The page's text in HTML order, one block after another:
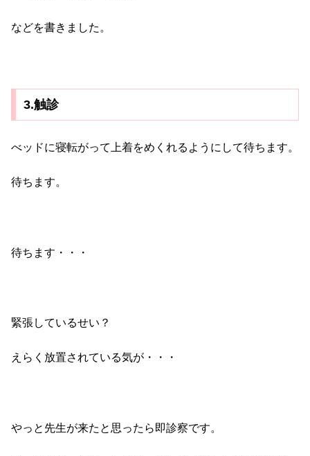
などを書きました。
3.触診
べッドに寝転がって上着をめくれるようにして待ちます。
待ちます。
待ちます・・・
緊張しているせい？
えらく放置されている気が・・・
やっと先生が来たと思ったら即診察です。